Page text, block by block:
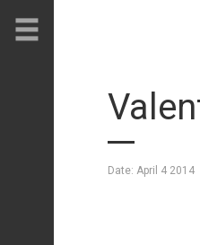
Date: April 4 2014